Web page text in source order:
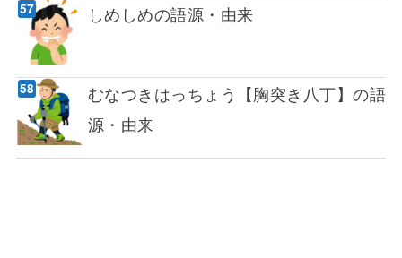
しめしめの語源・由来
むなつきはっちょう【胸突き八丁】の語
源・由来